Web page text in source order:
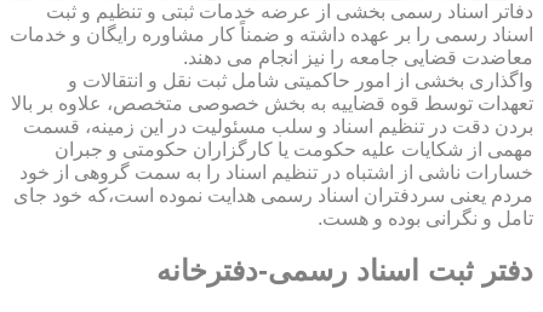
دفاتر اسناد رسمی بخشی از عرضه خدمات ثبتی و تنظیم و ثبت
اسناد رسمی را بر عهده داشته و ضمناً کار مشاوره رایگان و خدمات
معاضدت قضایی جامعه را نیز انجام می دهند.
واگذاری بخشی از امور حاکمیتی شامل ثبت نقل و انتقالات و
تعهدات توسط قوه قضاییه به بخش خصوصی متخصص، علاوه بر بالا
بردن دقت در تنظیم اسناد و سلب مسئولیت در این زمینه، قسمت
مهمی از شکایات علیه حکومت یا کارگزاران حکومتی و جبران
خسارات ناشی از اشتباه در تنظیم اسناد را به سمت گروهی از خود
مردم یعنی سردفتران اسناد رسمی هدایت نموده است،که خود جای
تامل و نگرانی بوده و هست.
دفتر ثبت اسناد رسمی-دفترخانه